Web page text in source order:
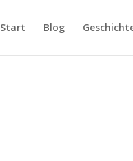
Start Blog